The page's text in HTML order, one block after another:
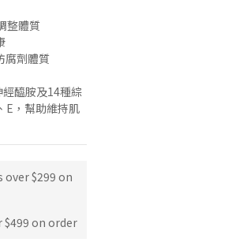
整體質
腐劑體質
醯胺及14種綜
E，幫助維持肌
$299 on
$499 on order